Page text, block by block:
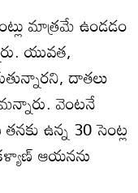
మాత్రమే ఉండడం
యువత,
దాతలు
వెంటనే
ఉన్న 30 సెంట్ల
ఆయనను